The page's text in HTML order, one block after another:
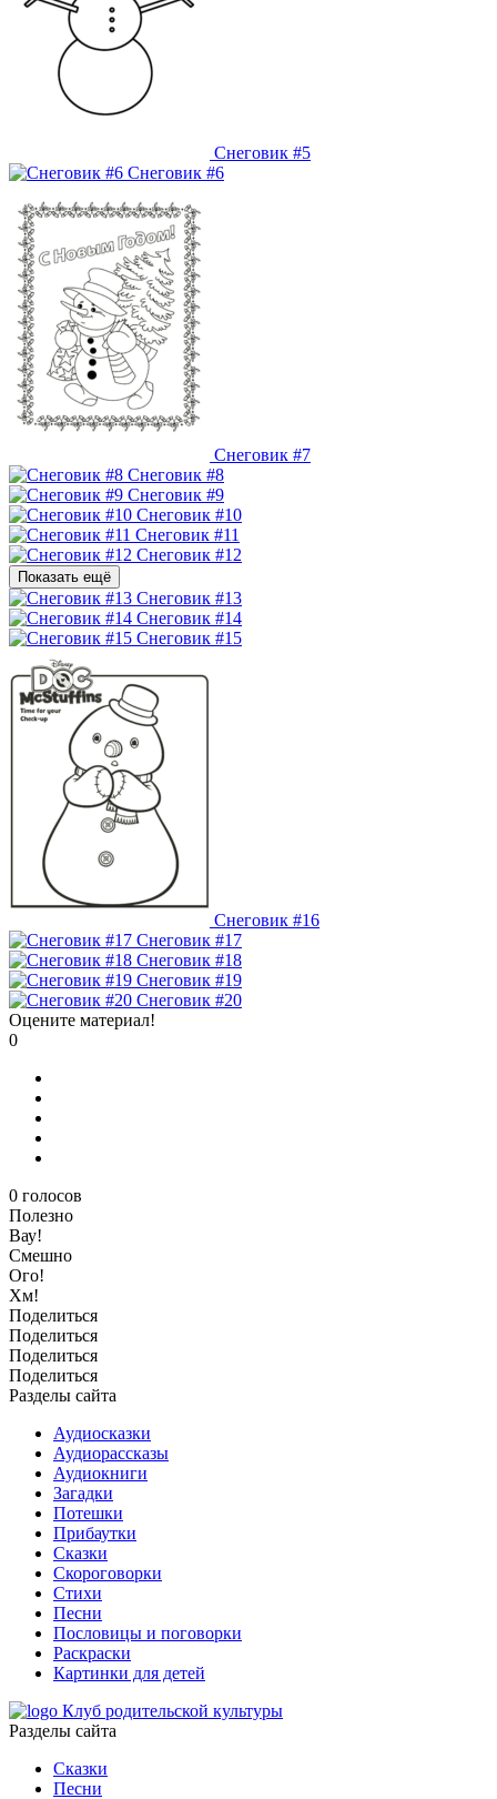
Снеговик #5
Снеговик #6
Снеговик #7
Снеговик #8
Снеговик #9
Снеговик #10
Снеговик #11
Снеговик #12
Показать ещё
Снеговик #13
Снеговик #14
Снеговик #15
Снеговик #16
Снеговик #17
Снеговик #18
Снеговик #19
Снеговик #20
Оцените материал!
0
0 голосов
Полезно
Вау!
Смешно
Ого!
Хм!
Поделиться
Поделиться
Поделиться
Поделиться
Разделы сайта
Аудиосказки
Аудиорассказы
Аудиокниги
Загадки
Потешки
Прибаутки
Сказки
Скороговорки
Стихи
Песни
Пословицы и поговорки
Раскраски
Картинки для детей
Клуб родительской культуры
Разделы сайта
Сказки
Песни